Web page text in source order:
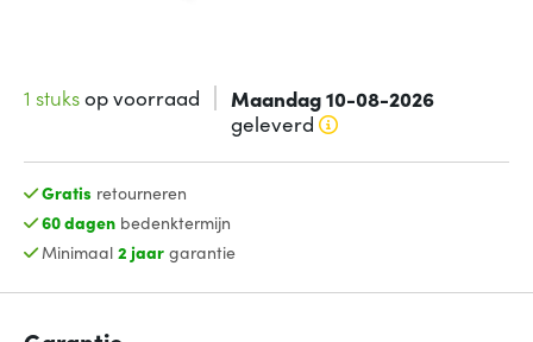
1 stuksop voorraad Maandag 10-08-2026
geleverd
Gratis retourneren
60 dagenbedenktermijn
Minimaal 2 jaargarantie